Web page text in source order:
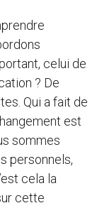
celui de
? De
Qui a fait de
est
sommes
personnels,
cela la
cette